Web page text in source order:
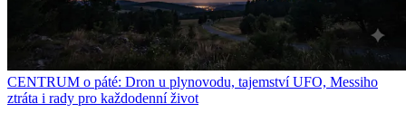
CENTRUM o páté: Dron u plynovodu, tajemství UFO, Messiho
ztráta i rady pro každodenní život